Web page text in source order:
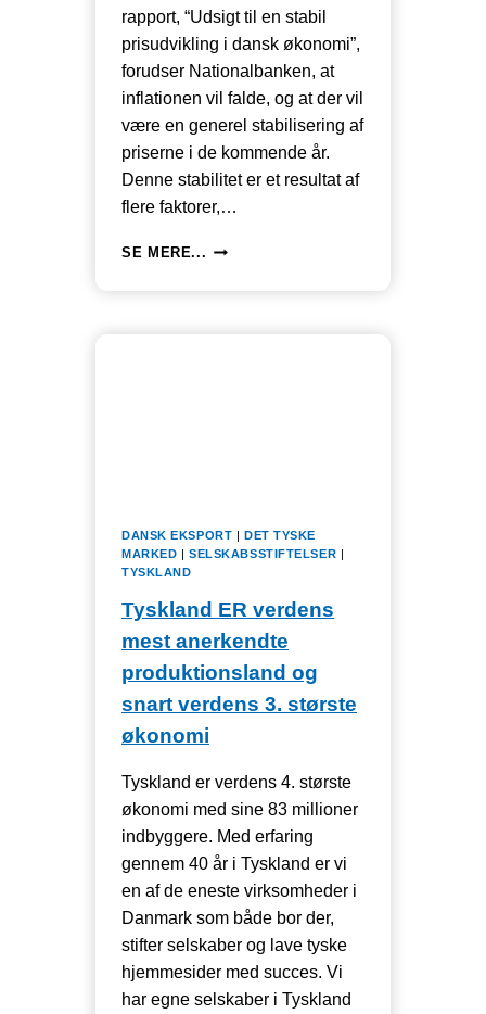
rapport, “Udsigt til en stabil
prisudvikling i dansk økonomi”,
forudser Nationalbanken, at
inflationen vil falde, og at der vil
være en generel stabilisering af
priserne i de kommende år.
Denne stabilitet er et resultat af
flere faktorer,…
SE MERE... UDSIGT
DANSK EKSPORT | DET TYSKE
MARKED |SELSKABSSTIFTELSER |
TYSKLAND
Tyskland ER verdens
mest anerkendte
produktionsland og
snart verdens 3. største
økonomi
Tyskland er verdens 4. største
økonomi med sine 83 millioner
indbyggere. Med erfaring
gennem 40 år i Tyskland er vi
en af de eneste virksomheder i
Danmark som både bor der,
stifter selskaber og lave tyske
hjemmesider med succes. Vi
har egne selskaber i Tyskland